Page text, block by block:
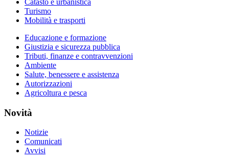
Catasto e urbanistica
Turismo
Mobilità e trasporti
Educazione e formazione
Giustizia e sicurezza pubblica
Tributi, finanze e contravvenzioni
Ambiente
Salute, benessere e assistenza
Autorizzazioni
Agricoltura e pesca
Novità
Notizie
Comunicati
Avvisi